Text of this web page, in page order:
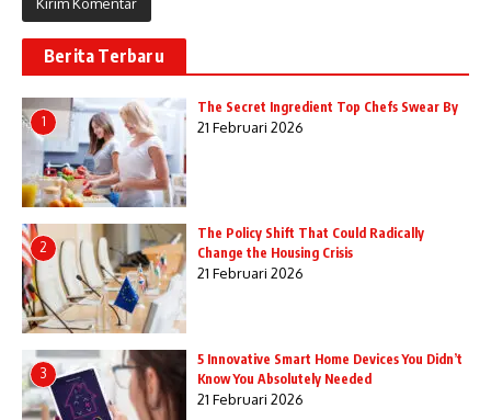
Berita Terbaru
1
The Secret Ingredient Top Chefs Swear By
21 Februari 2026
2
The Policy Shift That Could Radically
Change the Housing Crisis
21 Februari 2026
3
5 Innovative Smart Home Devices You Didn’t
Know You Absolutely Needed
21 Februari 2026